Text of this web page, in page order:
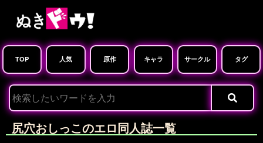
TOP 人気 原作 キャラ サークル タグ
尻穴おしっこのエロ同人誌一覧